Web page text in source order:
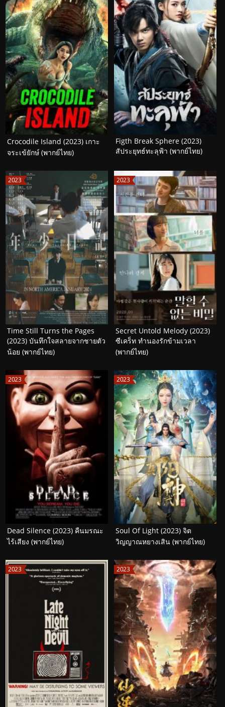
Crocodile Island (2023) เกาะ
จระเข้ยักษ์ (พากย์ไทย)
Figth Break Sphere (2023)
สัประยุทธ์ทะลุฟ้า (พากย์ไทย)
2023
Time Still Turns the Pages
(2023) บันทึกใจสลายจากชายตัว
น้อย (พากย์ไทย)
2023
Secret Untold Melody (2023)
ซีเคร็ท ทำนองรักข้ามเวลา
(พากย์ไทย)
2023
Dead Silence (2023) คืนมรณะ
ไร้เสียง (พากย์ไทย)
2023
Soul Of Light (2023) จิต
วิญญาณหยางเสิน (พากย์ไทย)
2023 2023